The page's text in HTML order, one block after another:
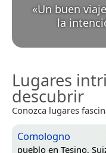
«Un buen
la
Lugares
descubrir
Conozca lugares
Comologno
pueblo en Tesino,